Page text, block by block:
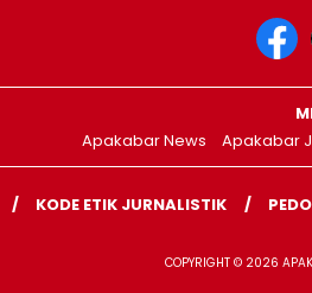
Apakabar News
Apakabar
KODE ETIK JURNALISTIK
COPYRIGHT © 2026